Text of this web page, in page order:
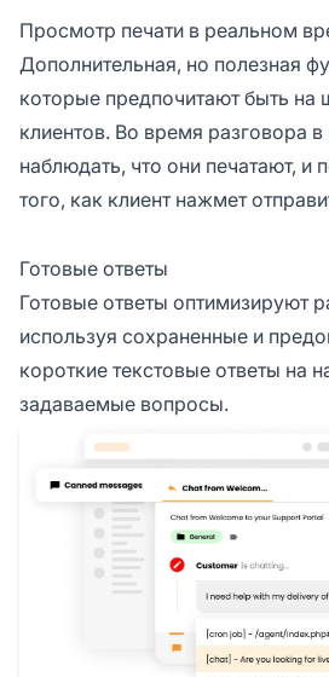
Просмотр печати в реальном
Дополнительная, но полезная
которые предпочитают быть на
клиентов. Во время разговора в
наблюдать, что они печатают, и
того, как клиент нажмет
Готовые ответы
Готовые ответы оптимизируют
используя сохраненные и
короткие текстовые ответы на
задаваемые вопросы.